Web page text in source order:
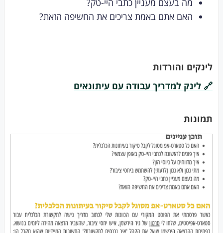
מה בעצם מעניין כתבי היי-טק?
האם אתם באמת צריכים את החשיפה הזאת?
לינקים והורדות
🔗 לינק למדריך עבודה עם עיתונאים
תמונות